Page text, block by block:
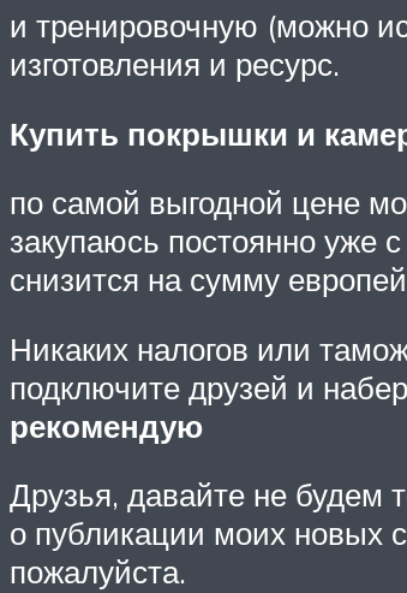
и тренировочную (можно
изготовления и ресурс.
Купить покрышки и
по самой выгодной цене
закупаюсь постоянно уже
снизится на сумму
Никаких налогов или
подключите друзей и
рекомендую
Друзья, давайте не будем
о публикации моих новых
пожалуйста.